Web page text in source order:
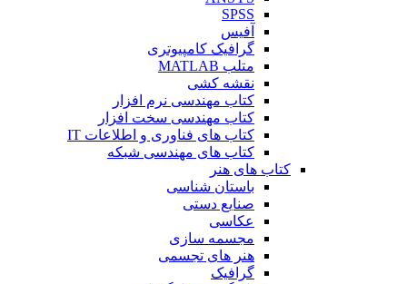
SPSS
آفیس
گرافیک کامپیوتری
متلب MATLAB
نقشه کشی
کتاب مهندسی نرم افزار
کتاب مهندسی سخت افزار
کتاب های فناوری و اطلاعات IT
کتاب های مهندسی شبکه
کتاب های هنر
باستان شناسی
صنایع دستی
عکاسی
مجسمه سازی
هنر های تجسمی
گرافیک